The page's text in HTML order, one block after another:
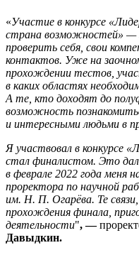
«Участие в конкурсе
страна возможностей»
проверить себя, свои
контактов. Уже на
прохождении тестов,
в каких областях
А те, кто доходят до
возможность
и интересными людьми в
Я участвовал в конкурсе
стал финалистом. Это
в феврале 2022 года меня
проректора по научной
им. Н. П. Огарёва. Те
прохождения финала,
деятельности", —
Давыдкин.